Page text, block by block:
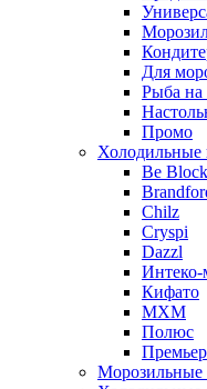
Для
Рыба на
Промо
Холодильные
Be
Chilz
Cryspi
Dazzl
Интеко-
Кифато
МХМ
Полюс
Премьер
Морозильные